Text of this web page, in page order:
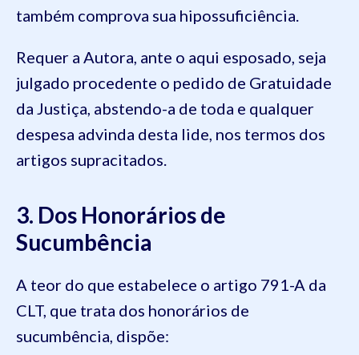
também comprova sua hipossuficiência.
Requer a Autora, ante o aqui esposado, seja
julgado procedente o pedido de Gratuidade
da Justiça, abstendo-a de toda e qualquer
despesa advinda desta lide, nos termos dos
artigos supracitados.
3. Dos Honorários de
Sucumbência
A teor do que estabelece o artigo 791-A da
CLT, que trata dos honorários de
sucumbência, dispõe: